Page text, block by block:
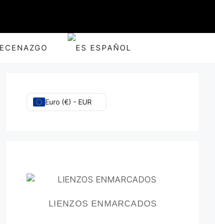
ESPAÑOL
Euro (€) - EUR
LIENZOS ENMARCADOS